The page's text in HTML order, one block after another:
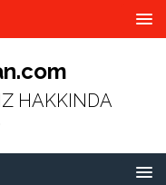
HAKKINDA